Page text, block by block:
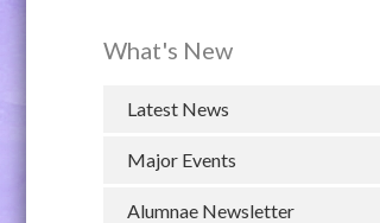
What's New
Latest News
Major Events
Alumnae Newsletter